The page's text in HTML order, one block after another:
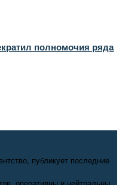
полномочия ряда
публикует последние